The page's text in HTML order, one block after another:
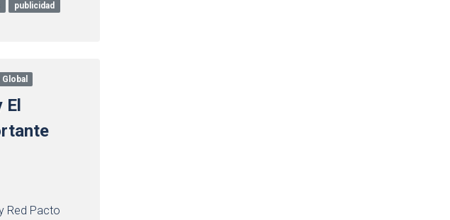
publicidad
Red Pacto